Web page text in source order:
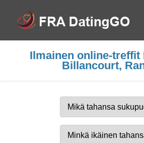
Ilmainen online-treffit
Billancourt,